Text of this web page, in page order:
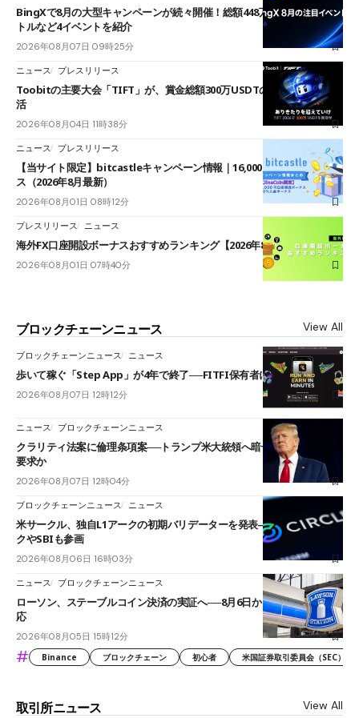
BingXで8月の大型キャンペーンが続々開催！総額448万USDT超のAIバ
トルなど4イベントを紹介
2026年08月07日 09時25分
ニュース プレスリリース
Toobitの主要大会「TIFT」が、賞金総額300万USDTのレースとして復
活
2026年08月04日 11時38分
ニュース プレスリリース
【当サイト限定】bitcastleキャンペーン情報｜16,000円口座開設ボーナ
ス（2026年8月最新）
2026年08月01日 08時12分
プレスリリース ニュース
海外FX口座開設ボーナスおすすめランキング【2026年8月最新】
2026年08月01日 07時40分
ブロックチェーンニュース View All
ブロックチェーンニュース ニュース
歩いて稼ぐ「Step App」が4年で終了──FITFI保有者に対応呼びかけ
2026年08月07日 12時12分
ニュース ブロックチェーンニュース
クラリティ法案に倫理条項案──トランプ米大統領へ暗号資産事業の売却
要求か
2026年08月07日 12時04分
ブロックチェーンニュース ニュース
米サークル、独自L1アークの初期バリデーターを発表――ブラックロッ
クやSBIも参画
2026年08月06日 16時03分
ニュース ブロックチェーンニュース
ローソン、ステーブルコイン決済の実証へ──8月6日からJPYCやUSDC対
応
2026年08月05日 15時12分
# Binance ブロックチェーン 初心者 米国証券取引委員会（SEC）
取引所ニュース View All